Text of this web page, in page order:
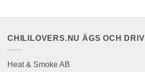
CHILILOVERS.NU ÄGS OCH
Heat & Smoke AB